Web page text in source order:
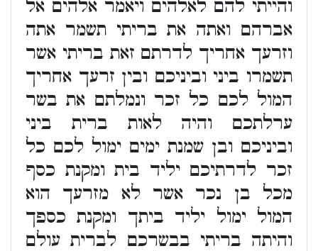
והייתי להם לאלהים ויאמר אלהים אל
אברהם ואתה את בריתי תשמר אתה
וזרעך אחריך לדרתם זאת בריתי אשר
תשמרו ביני וביניכם ובין זרעך אחריך
המול לכם כל זכר ונמלתם את בשר
ערלתכם והיה לאות ברית ביני
וביניכם ובן שמנת ימים ימול לכם כל
זכר לדרתיכם יליד בית ומקנת כסף
מכל בן נכר אשר לא מזרעך הוא
המול ימול יליד ביתך ומקנת כספך
והיתה בריתי בבשרכם לברית עולם